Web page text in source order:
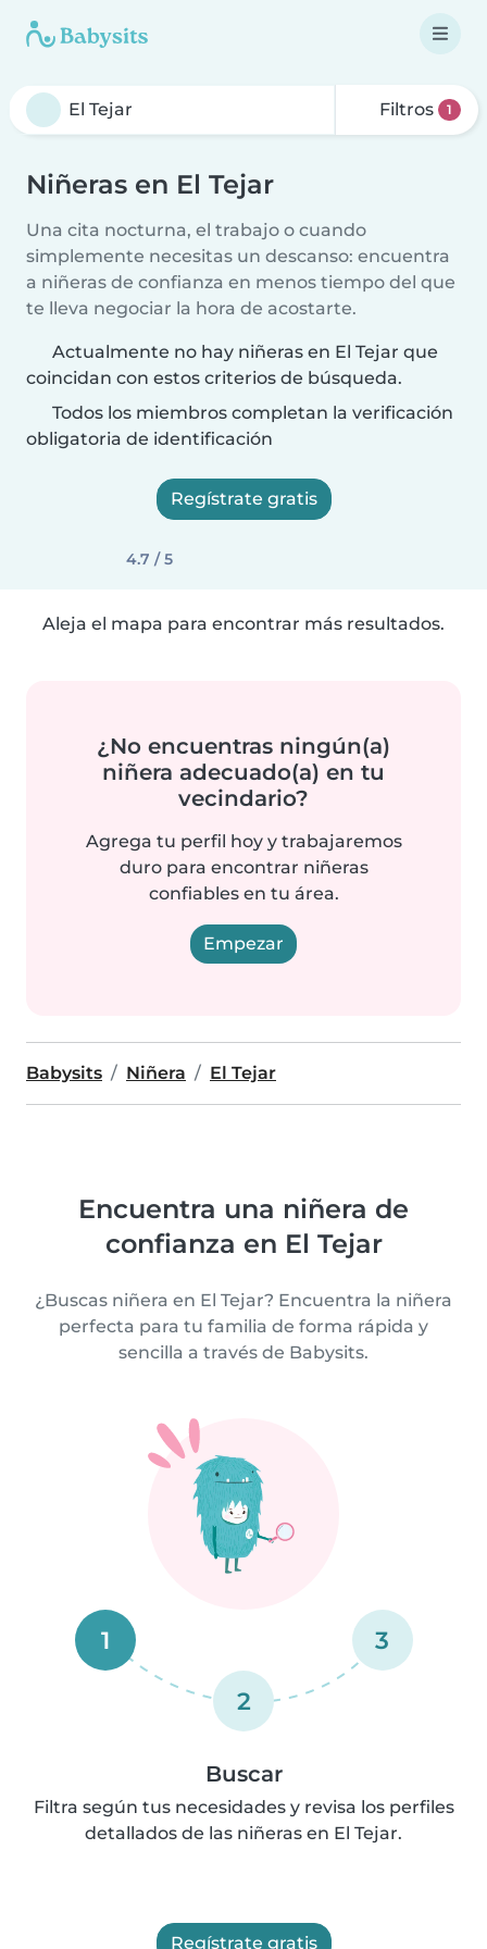
Filtros 1
Niñeras en El Tejar
Una cita nocturna, el trabajo o cuando
simplemente necesitas un descanso: encuentra
a niñeras de confianza en menos tiempo del que
te lleva negociar la hora de acostarte.
Actualmente no hay niñeras en El Tejar que
coincidan con estos criterios de búsqueda.
Todos los miembros completan la verificación
obligatoria de identificación
Regístrate gratis
4.7 / 5
Aleja el mapa para encontrar más resultados.
¿No encuentras ningún(a)
niñera adecuado(a) en tu
vecindario?
Agrega tu perfil hoy y trabajaremos
duro para encontrar niñeras
confiables en tu área.
Empezar
Babysits Niñera El Tejar
Encuentra una niñera de
confianza en El Tejar
¿Buscas niñera en El Tejar? Encuentra la niñera
perfecta para tu familia de forma rápida y
sencilla a través de Babysits.
1
2
3
Buscar
Filtra según tus necesidades y revisa los perfiles
detallados de las niñeras en El Tejar.
Regístrate gratis